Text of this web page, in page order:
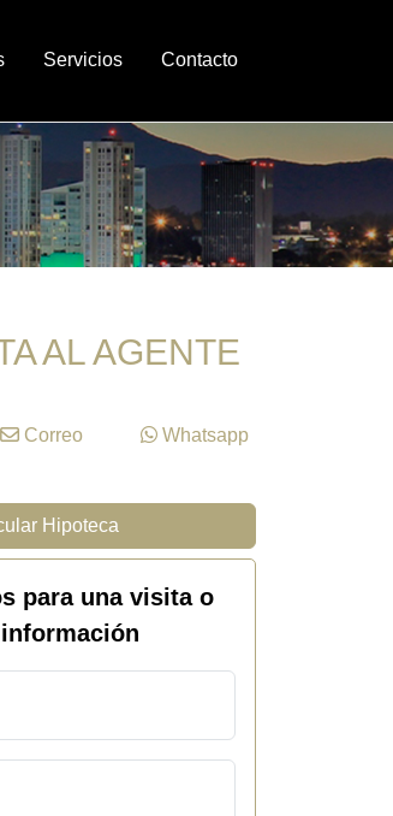
Servicios Contacto
AL AGENTE
Correo Whatsapp
Hipoteca
para una visita o